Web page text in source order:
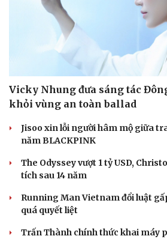
Vicky Nhung đưa sáng tác
khỏi vùng an toàn ballad
Jisoo xin lỗi người hâm mộ giữa
năm BLACKPINK
The Odyssey vượt 1 tỷ USD,
tích sau 14 năm
Running Man Vietnam đổi luật
quá quyết liệt
Trấn Thành chính thức khai máy